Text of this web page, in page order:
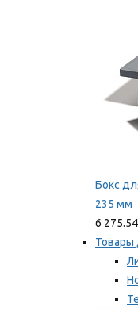
Бокс
235 мм
6
Товары